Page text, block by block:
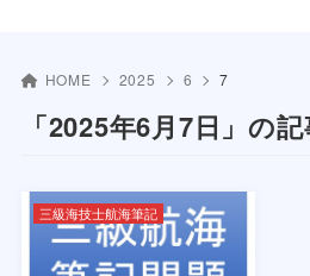
HOME 2025 6 7
「2025年6月7日」の
三級海技士航海筆記